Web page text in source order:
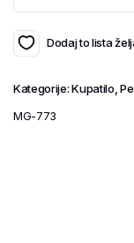
Dodaj to lista
Kategorije:Kupatilo
MG-773